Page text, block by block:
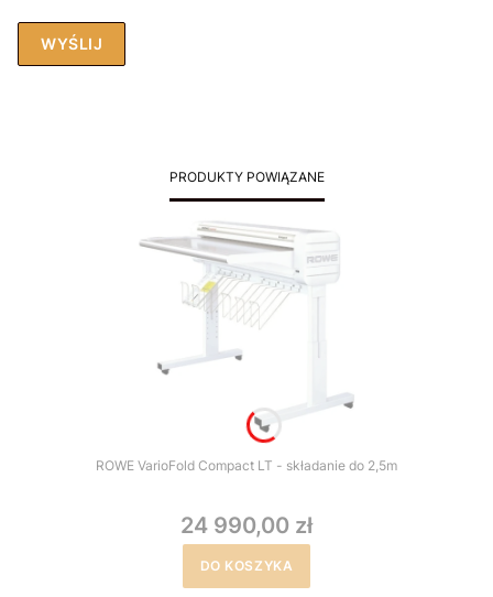
WYŚLIJ
PRODUKTY POWIĄZANE
ROWE VarioFold Compact LT - składanie do 2,5m
24 990,00 zł
DO KOSZYKA